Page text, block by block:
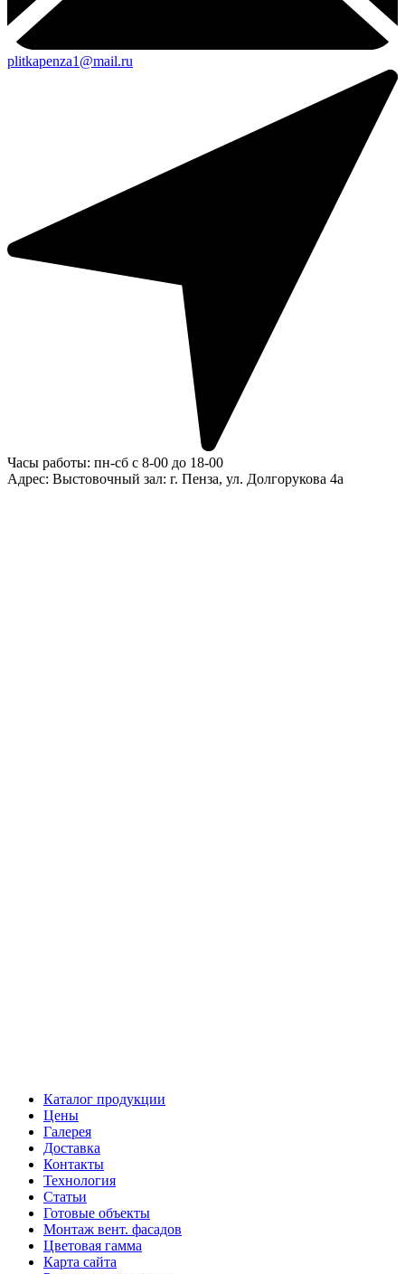
plitkapenza1@mail.ru
Часы работы: пн-сб с 8-00 до 18-00
Адрес: Выстовочный зал: г. Пенза, ул. Долгорукова 4а
Каталог продукции
Цены
Галерея
Доставка
Контакты
Технология
Статьи
Готовые объекты
Монтаж вент. фасадов
Цветовая гамма
Карта сайта